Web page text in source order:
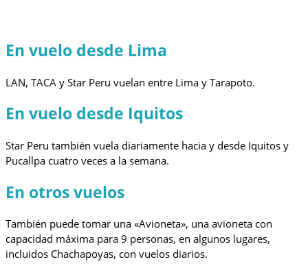
En vuelo desde Lima
LAN, TACA y Star Peru vuelan entre Lima y Tarapoto.
En vuelo desde Iquitos
Star Peru también vuela diariamente hacia y desde Iquitos y
Pucallpa cuatro veces a la semana.
En otros vuelos
También puede tomar una «Avioneta», una avioneta con
capacidad máxima para 9 personas, en algunos lugares,
incluidos Chachapoyas, con vuelos diarios.